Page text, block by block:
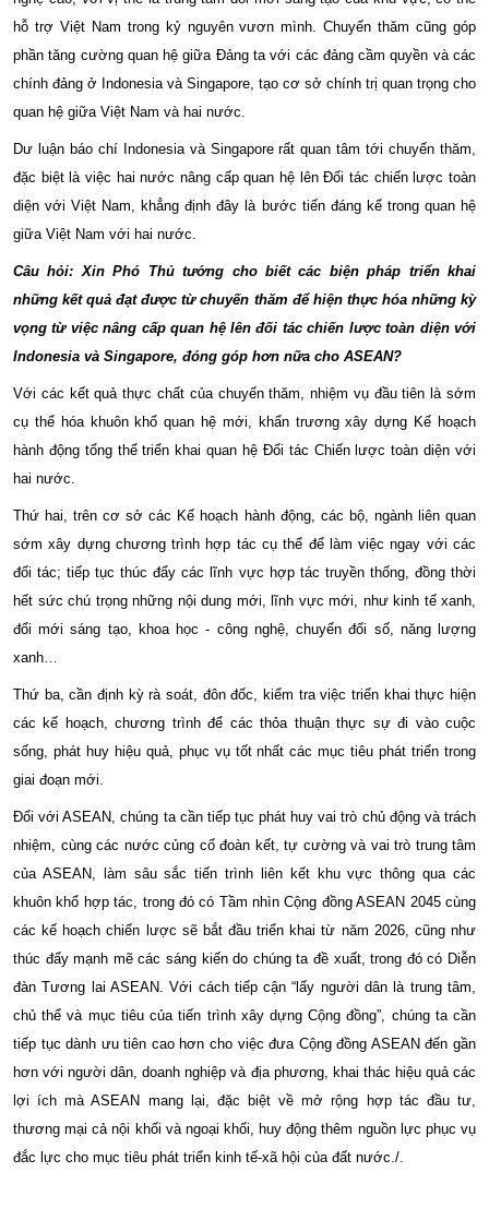
hỗ trợ Việt Nam trong kỷ nguyên vươn mình. Chuyến thăm cũng góp
phần tăng cường quan hệ giữa Đảng ta với các đảng cầm quyền và các
chính đảng ở Indonesia và Singapore, tạo cơ sở chính trị quan trọng cho
quan hệ giữa Việt Nam và hai nước.
Dư luận báo chí Indonesia và Singapore rất quan tâm tới chuyến thăm,
đặc biệt là việc hai nước nâng cấp quan hệ lên Đối tác chiến lược toàn
diện với Việt Nam, khẳng định đây là bước tiến đáng kể trong quan hệ
giữa Việt Nam với hai nước.
Câu hỏi: Xin Phó Thủ tướng cho biết các biện pháp triển khai
những kết quả đạt được từ chuyến thăm để hiện thực hóa những kỳ
vọng từ việc nâng cấp quan hệ lên đối tác chiến lược toàn diện với
Indonesia và Singapore, đóng góp hơn nữa cho ASEAN?
Với các kết quả thực chất của chuyến thăm, nhiệm vụ đầu tiên là sớm
cụ thể hóa khuôn khổ quan hệ mới, khẩn trương xây dựng Kế hoạch
hành động tổng thể triển khai quan hệ Đối tác Chiến lược toàn diện với
hai nước.
Thứ hai, trên cơ sở các Kế hoạch hành động, các bộ, ngành liên quan
sớm xây dựng chương trình hợp tác cụ thể để làm việc ngay với các
đối tác; tiếp tục thúc đẩy các lĩnh vực hợp tác truyền thống, đồng thời
hết sức chú trọng những nội dung mới, lĩnh vực mới, như kinh tế xanh,
đổi mới sáng tạo, khoa học - công nghệ, chuyển đối số, năng lượng
xanh…
Thứ ba, cần định kỳ rà soát, đôn đốc, kiểm tra việc triển khai thực hiện
các kế hoạch, chương trình để các thỏa thuận thực sự đi vào cuộc
sống, phát huy hiệu quả, phục vụ tốt nhất các mục tiêu phát triển trong
giai đoạn mới.
Đối với ASEAN, chúng ta cần tiếp tục phát huy vai trò chủ động và trách
nhiệm, cùng các nước củng cố đoàn kết, tự cường và vai trò trung tâm
của ASEAN, làm sâu sắc tiến trình liên kết khu vực thông qua các
khuôn khổ hợp tác, trong đó có Tầm nhìn Cộng đồng ASEAN 2045 cùng
các kế hoạch chiến lược sẽ bắt đầu triển khai từ năm 2026, cũng như
thúc đẩy mạnh mẽ các sáng kiến do chúng ta đề xuất, trong đó có Diễn
đàn Tương lai ASEAN. Với cách tiếp cận “lấy người dân là trung tâm,
chủ thể và mục tiêu của tiến trình xây dựng Cộng đồng”, chúng ta cần
tiếp tục dành ưu tiên cao hơn cho việc đưa Cộng đồng ASEAN đến gần
hơn với người dân, doanh nghiệp và địa phương, khai thác hiệu quả các
lợi ích mà ASEAN mang lại, đặc biệt về mở rộng hợp tác đầu tư,
thương mại cả nội khối và ngoại khối, huy động thêm nguồn lực phục vụ
đắc lực cho mục tiêu phát triển kinh tế-xã hội của đất nước./.